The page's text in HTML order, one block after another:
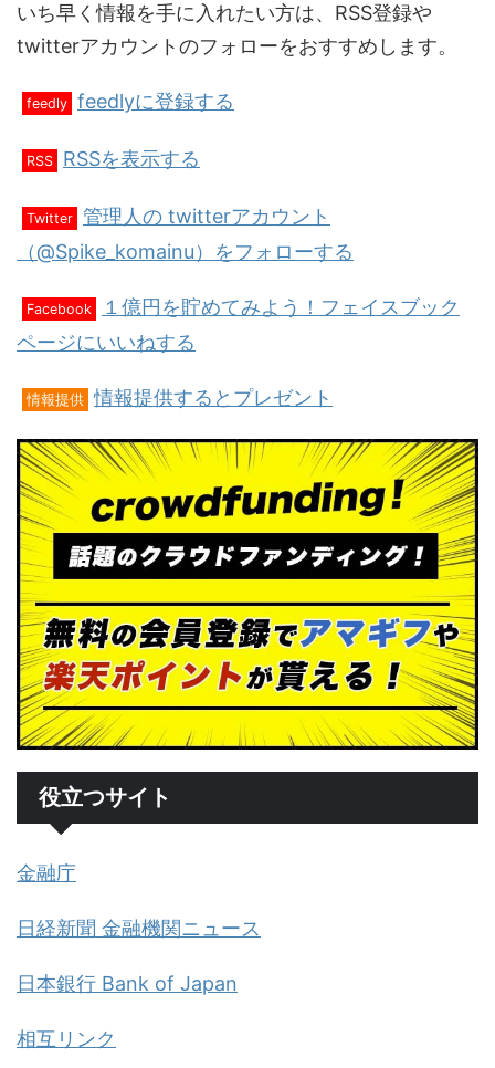
いち早く情報を手に入れたい方は、RSS登録や
twitterアカウントのフォローをおすすめします。
feedly feedlyに登録する
RSS RSSを表示する
Twitter 管理人の twitterアカウント
（@Spike_komainu）をフォローする
Facebook
１億円を貯めてみよう！フェイスブック
ページにいいねする
情報提供 情報提供するとプレゼント
役立つサイト
金融庁
日経新聞 金融機関ニュース
日本銀行 Bank of Japan
相互リンク